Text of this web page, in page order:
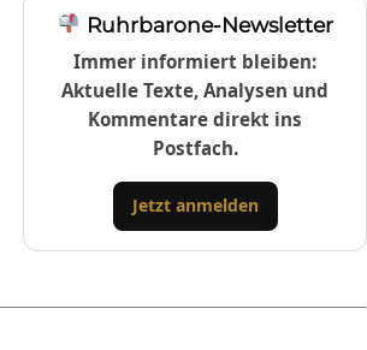
Ruhrbarone-Newsletter
Immer informiert bleiben:
Aktuelle Texte, Analysen und
Kommentare direkt ins
Postfach.
Jetzt anmelden